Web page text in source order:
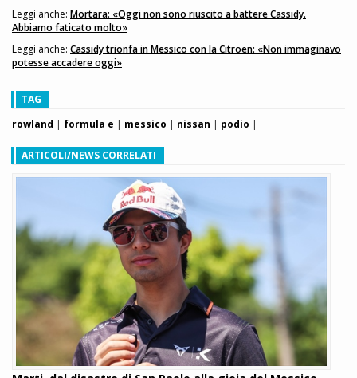
Leggi anche: Mortara: «Oggi non sono riuscito a battere Cassidy.
Abbiamo faticato molto»
Leggi anche: Cassidy trionfa in Messico con la Citroen: «Non immaginavo
potesse accadere oggi»
TAG
rowland | formula e | messico | nissan | podio |
ARTICOLI/NEWS CORRELATI